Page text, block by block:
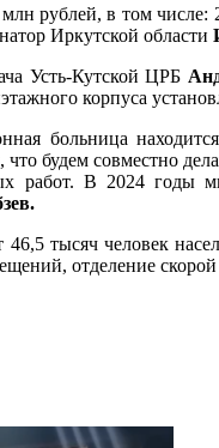
рублей, в том
Иркутской области
Усть-Кутской ЦРБ
корпуса
больница
будем совместно
работ. В 2024 годы
тысяч человек
отделение